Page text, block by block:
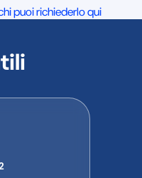
puoi richiederlo qui